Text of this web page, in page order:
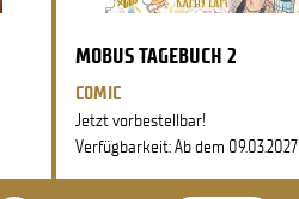
MOBUS TAGEBUCH 2
COMIC
Jetzt vorbestellbar!
Verfügbarkeit: Ab dem 09.03.2027